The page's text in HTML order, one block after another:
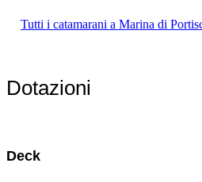
Tutti i catamarani a Marina di
Dotazioni
Deck